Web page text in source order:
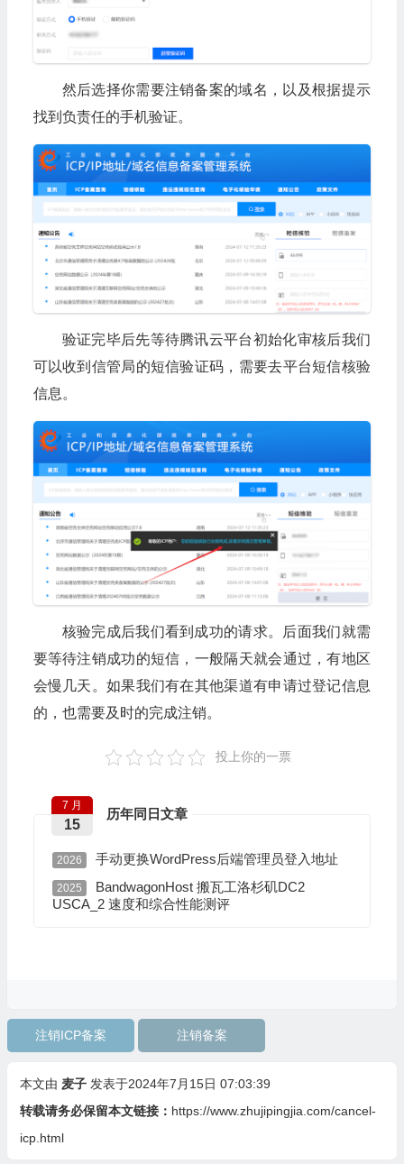
然后选择你需要注销备案的域名，以及根据提示
找到负责任的手机验证。
验证完毕后先等待腾讯云平台初始化审核后我们
可以收到信管局的短信验证码，需要去平台短信核验
信息。
核验完成后我们看到成功的请求。后面我们就需
要等待注销成功的短信，一般隔天就会通过，有地区
会慢几天。如果我们有在其他渠道有申请过登记信息
的，也需要及时的完成注销。
投上你的一票
历年同日文章
7 月
15
2026 手动更换WordPress后端管理员登入地址
2025
BandwagonHost 搬瓦工洛杉矶DC2
USCA_2 速度和综合性能测评
注销ICP备案 注销备案
本文由 麦子 发表于2024年7月15日 07:03:39
转载请务必保留本文链接： https://www.zhujipingjia.com/cancel-
icp.html